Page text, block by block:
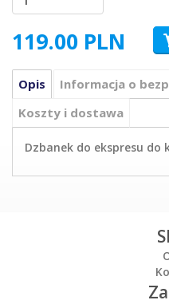
119.00 PLN
Opis Informacja o
Koszty i dostawa
Dzbanek do ekspresu do